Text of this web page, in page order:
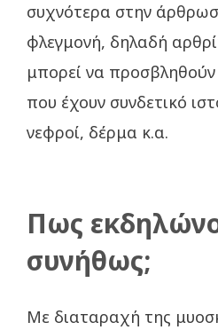
συχνότερα στην
φλεγμονή, δηλαδή
μπορεί να
που έχουν συνδετικό
νεφροί, δέρμα κ.α.
Πως
συνήθως;
Με διαταραχή της